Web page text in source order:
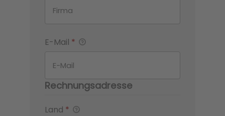
E-Mail *
Rechnungsadresse
Land *